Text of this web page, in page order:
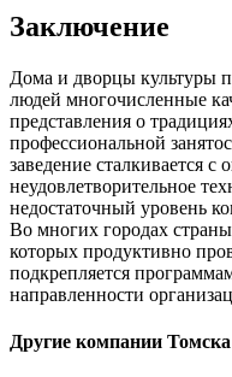
Заключение
Дома и дворцы культуры
людей многочисленные
представления о
профессиональной
заведение сталкивается
неудовлетворительное
недостаточный уровень
Во многих городах
которых продуктивно
подкрепляется
направленности
Другие компании Томска